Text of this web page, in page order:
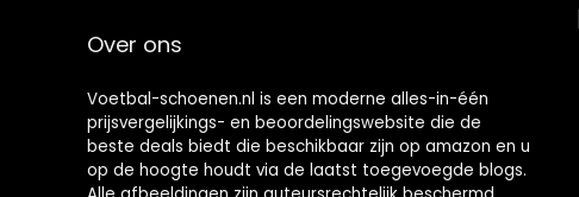
Over ons
Voetbal-schoenen.nl is een moderne alles-in-één
prijsvergelijkings- en beoordelingswebsite die de
beste deals biedt die beschikbaar zijn op amazon en u
op de hoogte houdt via de laatst toegevoegde blogs.